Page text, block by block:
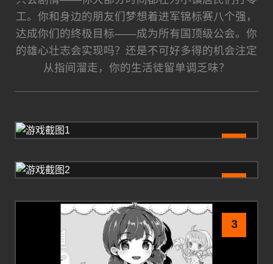
工。你和身边的朋友们梦想着进军锦标赛八个强，
达成你们的终极目标——成为所有国顶级公会。你
的雄心壮志会实现吗？还是不可好多得的机会注定
从指间溜走，你的生活徒留单调乏味？
3